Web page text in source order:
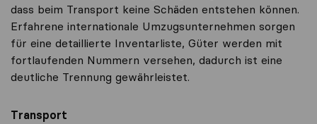
dass beim Transport keine Schäden entstehen können.
Erfahrene internationale Umzugsunternehmen sorgen
für eine detaillierte Inventarliste, Güter werden mit
fortlaufenden Nummern versehen, dadurch ist eine
deutliche Trennung gewährleistet.
Transport